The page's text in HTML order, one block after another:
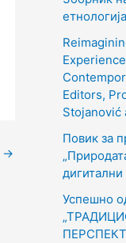
→
o
r
:
Editors,
Stojanović
Повик за
дигитални
Успешно